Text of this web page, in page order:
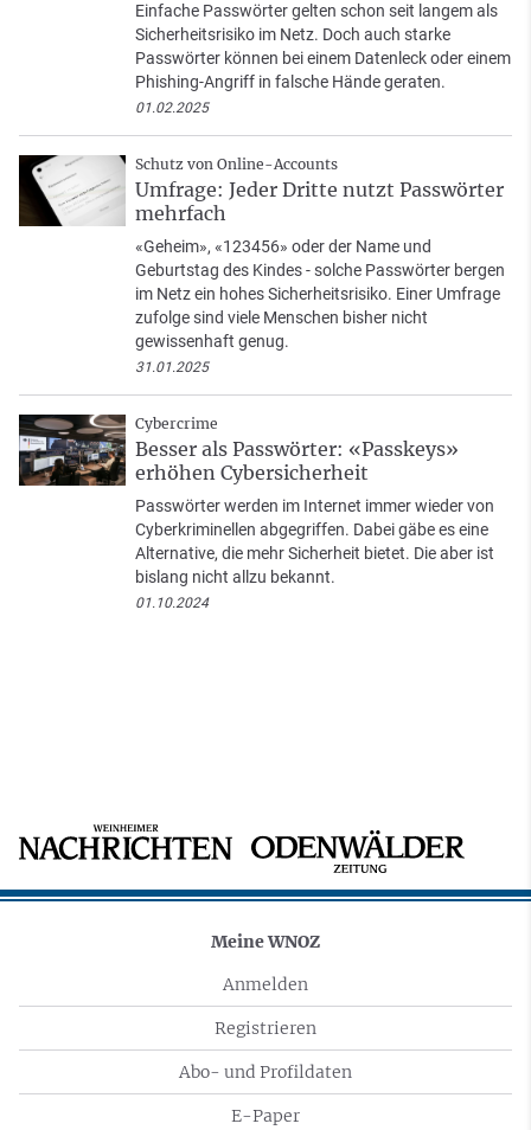
Einfache Passwörter gelten schon seit langem als
Sicherheitsrisiko im Netz. Doch auch starke
Passwörter können bei einem Datenleck oder einem
Phishing-Angriff in falsche Hände geraten.
01.02.2025
Schutz von Online-Accounts
Umfrage: Jeder Dritte nutzt Passwörter
mehrfach
«Geheim», «123456» oder der Name und
Geburtstag des Kindes - solche Passwörter bergen
im Netz ein hohes Sicherheitsrisiko. Einer Umfrage
zufolge sind viele Menschen bisher nicht
gewissenhaft genug.
31.01.2025
Cybercrime
Besser als Passwörter: «Passkeys»
erhöhen Cybersicherheit
Passwörter werden im Internet immer wieder von
Cyberkriminellen abgegriffen. Dabei gäbe es eine
Alternative, die mehr Sicherheit bietet. Die aber ist
bislang nicht allzu bekannt.
01.10.2024
Meine WNOZ
Anmelden
Registrieren
Abo- und Profildaten
E-Paper